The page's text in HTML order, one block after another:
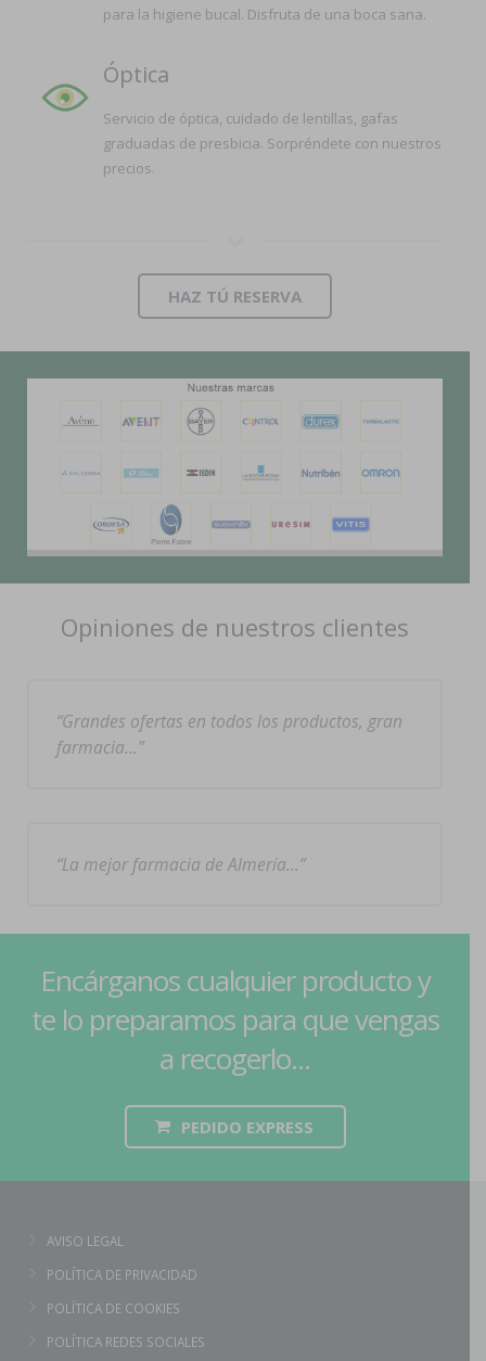
para la higiene bucal. Disfruta de una boca sana.
Óptica
Servicio de óptica, cuidado de lentillas, gafas
graduadas de presbicia. Sorpréndete con nuestros
precios.
HAZ TÚ RESERVA
Opiniones de nuestros clientes
Grandes ofertas en todos los productos, gran
farmacia…
La mejor farmacia de Almería…
Encárganos cualquier producto y
te lo preparamos para que vengas
a recogerlo...
PEDIDO EXPRESS
AVISO LEGAL
POLÍTICA DE PRIVACIDAD
POLÍTICA DE COOKIES
POLÍTICA REDES SOCIALES